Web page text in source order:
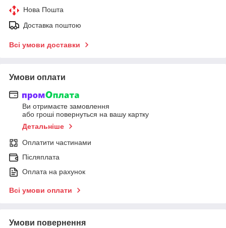
Нова Пошта
Доставка поштою
Всі умови доставки
Умови оплати
Ви отримаєте замовлення
або гроші повернуться на вашу картку
Детальніше
Оплатити частинами
Післяплата
Оплата на рахунок
Всі умови оплати
Умови повернення